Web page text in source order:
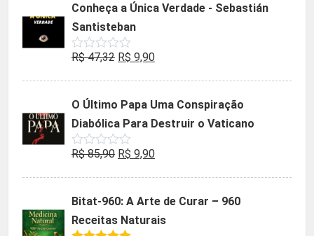
era:
R$ 35,90.
é:
Conheça a Única Verdade - Sebastián
Santisteban
Avaliação
de
R$47,32 O
era:
R$ 47,32.
R$ 9,90O
é:
R$ 9,90.
O Último Papa Uma Conspiração
Diabólica Para Destruir o Vaticano
Avaliação
de
R$85,90 O
era:
R$ 85,90.
R$ 9,90O
é:
R$ 9,90.
Bitat-960: A Arte de Curar – 960
Receitas Naturais